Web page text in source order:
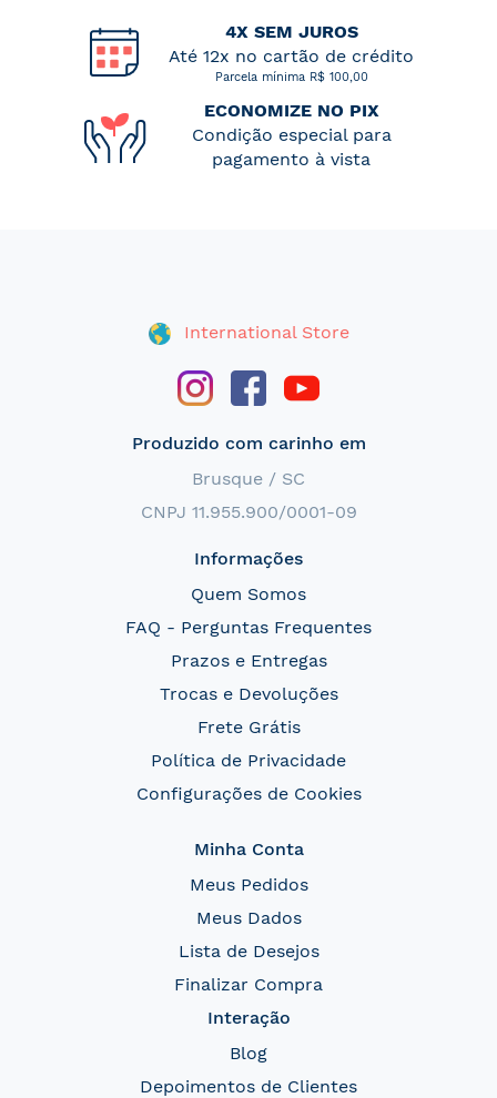
4X SEM JUROS
Até 12x no cartão de crédito
Parcela mínima R$ 100,00
ECONOMIZE NO PIX
Condição especial para
pagamento à vista
International Store
Produzido com carinho em
Brusque / SC
CNPJ 11.955.900/0001-09
Informações
Quem Somos
FAQ - Perguntas Frequentes
Prazos e Entregas
Trocas e Devoluções
Frete Grátis
Política de Privacidade
Configurações de Cookies
Minha Conta
Meus Pedidos
Meus Dados
Lista de Desejos
Finalizar Compra
Interação
Blog
Depoimentos de Clientes